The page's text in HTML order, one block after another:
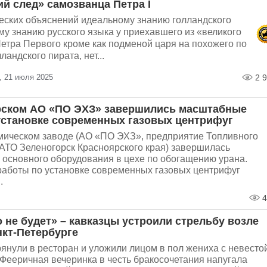
след» самозванца Петра I
объяснений идеальному знанию голландского
знанию русского языка у приехавшего из «великого
Первого кроме как подменой царя на похожего по
пирата, нет...
21 июля 2025 2
АО «ПО ЭХЗ» завершились масштабные
современных газовых центрифуг
заводе (АО «ПО ЭХЗ», предприятие Топливного
Зеленогорск Красноярского края) завершилась
оборудования в цехе по обогащению урана.
по установке современных газовых центрифуг
не будет» – кавказцы устроили стрельбу возле
Петербурге
в ресторан и уложили лицом в пол жениха с
вечеринка в честь бракосочетания напугала